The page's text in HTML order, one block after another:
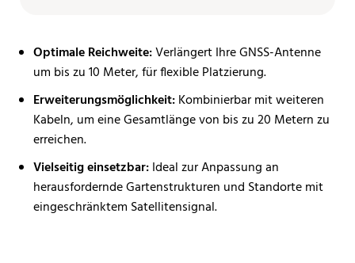
Optimale Reichweite:Verlängert Ihre GNSS-Antenne
um bis zu 10 Meter, für flexible Platzierung.
Erweiterungsmöglichkeit:Kombinierbar mit weiteren
Kabeln, um eine Gesamtlänge von bis zu 20 Metern zu
erreichen.
Vielseitig einsetzbar:Ideal zur Anpassung an
herausfordernde Gartenstrukturen und Standorte mit
eingeschränktem Satellitensignal.